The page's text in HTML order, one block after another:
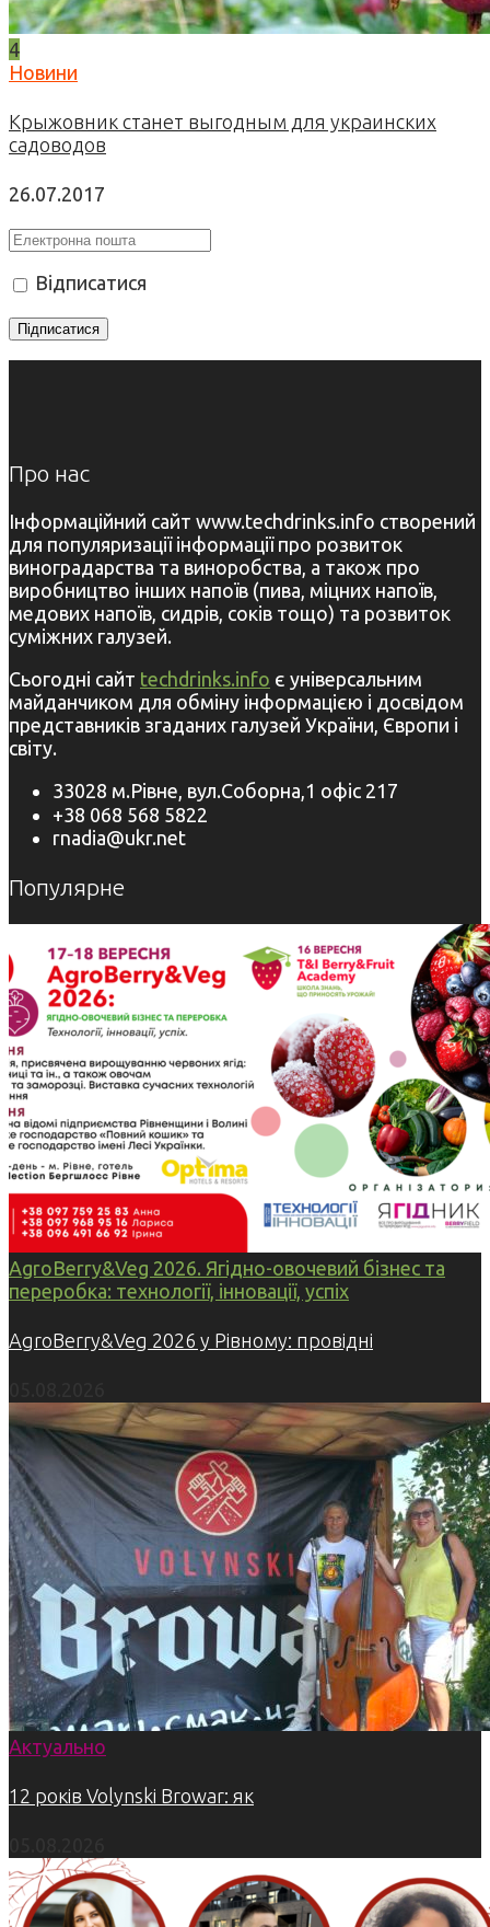
4
Новини
Крыжовник станет выгодным для украинских
садоводов
26.07.2017
Відписатися
Про нас
Інформаційний сайт www.techdrinks.info створений
для популяризації інформації про розвиток
виноградарства та виноробства, а також про
виробництво інших напоїв (пива, міцних напоїв,
медових напоїв, сидрів, соків тощо) та розвиток
суміжних галузей.
Сьогодні сайт techdrinks.info є універсальним
майданчиком для обміну інформацією і досвідом
представників згаданих галузей України, Європи і
світу.
33028 м.Рівне, вул.Соборна,1 офіс 217
+38 068 568 5822
rnadia@ukr.net
Популярне
AgroBerry&Veg 2026. Ягідно-овочевий бізнес та
переробка: технології, інновації, успіх
AgroBerry&Veg 2026 у Рівному: провідні
Актуально
12 років Volynski Browar: як